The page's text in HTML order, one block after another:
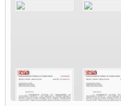
Participe da Campanha Fora Bolsonaro
CNTTL e FECOOTAC apoiam Campanha
MODAL-LIVE#8 - Lideranças sindicais da
O PAPEL DA ITF E FUTAC NAS LUTAS,
ESCALA GLOBAL E DA DEFESA DA
Modal-Live #6: Com participação especial
Ciências da Comunicação da USP, Rafael